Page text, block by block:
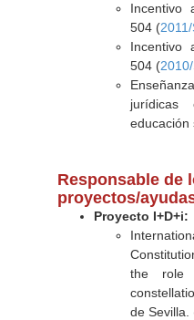
Incentivo
504 (
Incentivo
504 (
educación
Responsable de
proyectos/
Proyecto I+D+i:
the role
de Sevilla.